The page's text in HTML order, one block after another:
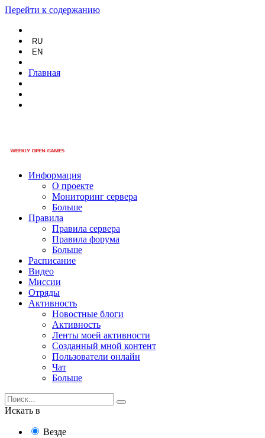
Перейти к содержанию
RU
EN
Главная
Информация
О проекте
Мониторинг сервера
Больше
Правила
Правила сервера
Правила форума
Больше
Расписание
Видео
Миссии
Отряды
Активность
Новостные блоги
Активность
Ленты моей активности
Созданный мной контент
Пользователи онлайн
Чат
Больше
Искать в
Везде